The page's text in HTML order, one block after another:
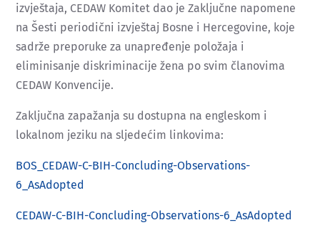
izvještaja, CEDAW Komitet dao je Zaključne napomene
na Šesti periodični izvještaj Bosne i Hercegovine, koje
sadrže preporuke za unapređenje položaja i
eliminisanje diskriminacije žena po svim članovima
CEDAW Konvencije.
Zaključna zapažanja su dostupna na engleskom i
lokalnom jeziku na sljedećim linkovima:
BOS_CEDAW-C-BIH-Concluding-Observations-
6_AsAdopted
CEDAW-C-BIH-Concluding-Observations-6_AsAdopted